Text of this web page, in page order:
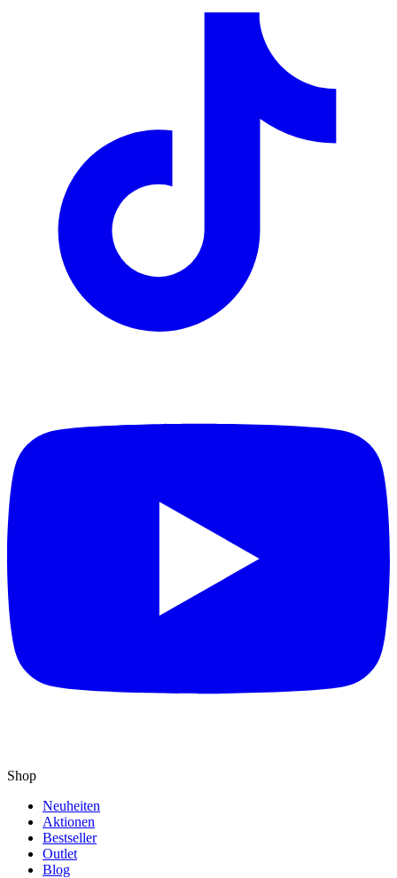
Shop
Neuheiten
Aktionen
Bestseller
Outlet
Blog